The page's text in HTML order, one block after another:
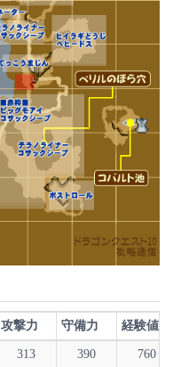
攻撃力 守備力 経験値
313 390 760